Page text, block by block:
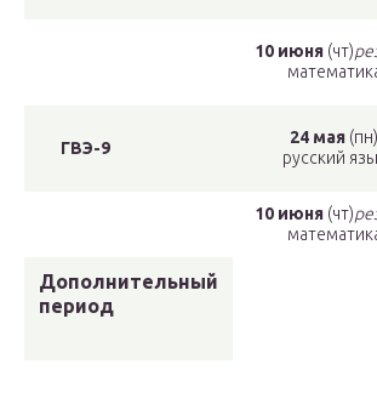
10 июня(чт)
ГВЭ-9
24 мая (пн)
русский
10 июня(чт)
Дополнительный
период